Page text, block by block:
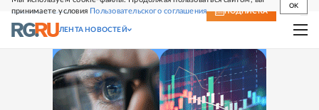
принимаете условия Пользовательского соглашения
OK
СВЕЖИЙ НОМЕР ПОДПИСКА
ЛЕНТА НОВОСТЕЙ